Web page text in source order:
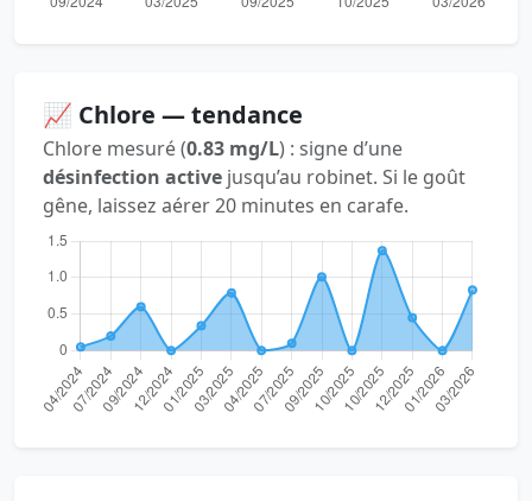
📈 Chlore — tendance
Chlore mesuré (0.83 mg/L) : signe d’une
désinfection active jusqu’au robinet. Si le goût
gêne, laissez aérer 20 minutes en carafe.